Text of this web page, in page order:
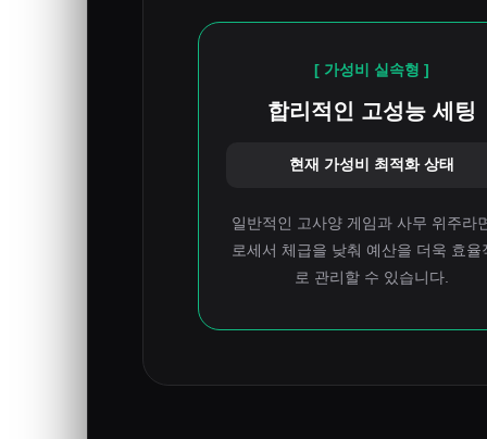
[ 가성비 실속형 ]
합리적인 고성능 세팅
현재 가성비 최적화 상태
일반적인 고사양 게임과 사무 위주라
로세서 체급을 낮춰 예산을 더욱 효율
로 관리할 수 있습니다.